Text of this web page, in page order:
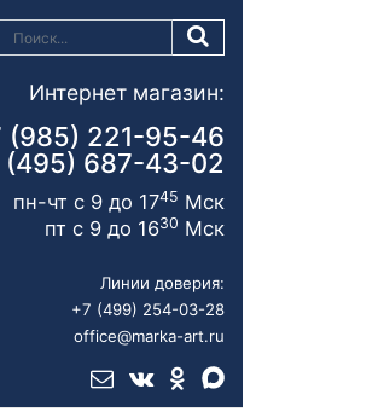
Интернет магазин:
(985) 221-95-46
(495) 687-43-02
пн-чт с 9 до 1745 Мск
пт с 9 до 1630 Мск
Линии доверия:
+7 (499) 254-03-28
office@marka-art.ru